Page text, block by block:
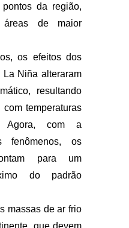
da região,
áreas de maior
os efeitos dos
Niña alteraram
resultando
temperaturas
Agora, com a
fenômenos, os
para um
do padrão
massas de ar frio
que devem